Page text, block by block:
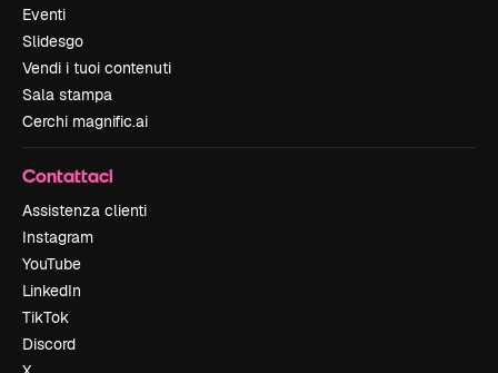
Eventi
Slidesgo
Vendi i tuoi contenuti
Sala stampa
Cerchi magnific.ai
Contattaci
Assistenza clienti
Instagram
YouTube
LinkedIn
TikTok
Discord